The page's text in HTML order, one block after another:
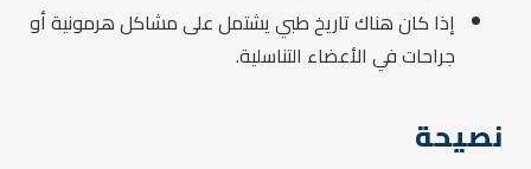
إذا كان هناك تاريخ طبي يشتمل على مشاكل هرمونية أو
جراحات في الأعضاء التناسلية.
نصيحة